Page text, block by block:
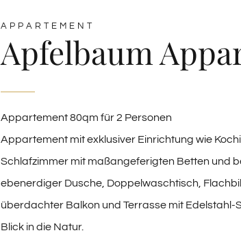
APPARTEMENT
Apfelbaum
Appartement 80qm für 2 Personen
Appartement mit exklusiver Einrichtung wie
Schlafzimmer mit maßangeferigten Betten und
ebenerdiger Dusche, Doppelwaschtisch,
überdachter Balkon und Terrasse mit
Blick in die Natur.